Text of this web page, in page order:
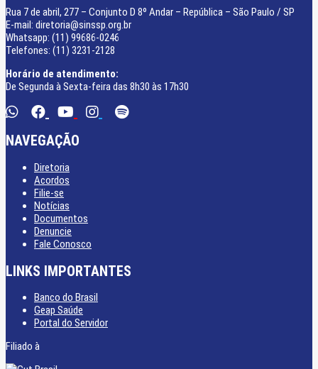
Rua 7 de abril, 277 – Conjunto D 8º Andar – República – São Paulo / SP
E-mail: diretoria@sinssp.org.br
Whatsapp: (11) 99686-0246
Telefones: (11) 3231-2128
Horário de atendimento:
De Segunda à Sexta-feira das 8h30 às 17h30
NAVEGAÇÃO
Diretoria
Acordos
Filie-se
Notícias
Documentos
Denuncie
Fale Conosco
LINKS IMPORTANTES
Banco do Brasil
Geap Saúde
Portal do Servidor
Filiado à